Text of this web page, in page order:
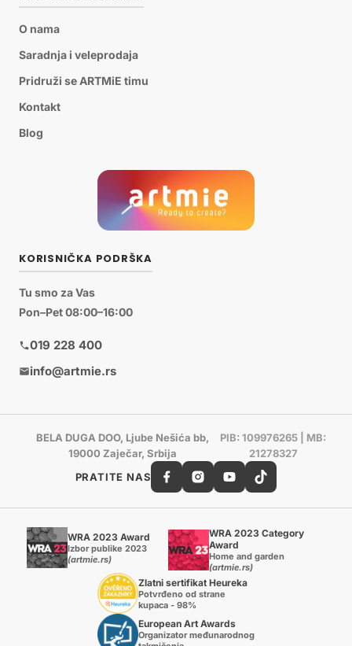
O nama
Saradnja i veleprodaja
Pridruži se ARTMiE timu
Kontakt
Blog
KORISNIČKA PODRŠKA
Tu smo za Vas
Pon–Pet 08:00–16:00
019 228 400
info@artmie.rs
BELA DUGA DOO, Ljube Nešića bb,
19000 Zaječar, Srbija
PIB: 109976265 | MB:
21278327
PRATITE NAS
WRA 2023 Award
Izbor publike 2023
(artmie.rs)
WRA 2023 Category
Award
Home and garden
(artmie.rs)
Zlatni sertifikat Heureka
Potvrđeno od strane
kupaca - 98%
European Art Awards
Organizator međunarodnog